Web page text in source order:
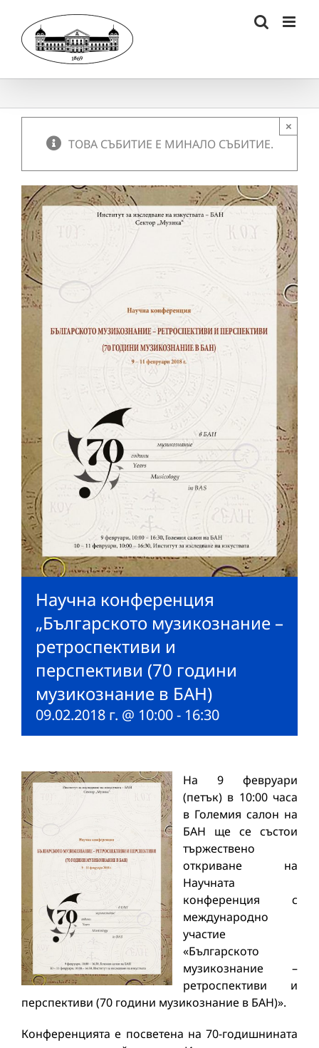
content
ТОВА СЪБИТИЕ Е МИНАЛО СЪБИТИЕ.
×
Научна конференция
„Българското музикознание –
ретроспективи и
перспективи (70 години
музикознание в БАН)
09.02.2018 г. @ 10:00- 16:30
На 9 февруари
(петък) в 10:00 часа
в Големия салон на
БАН ще се състои
тържествено
откриване на
Научната
конференция с
международно
участие
«Българското
музикознание –
ретроспективи и
перспективи (70 години музикознание в БАН)».
Конференцията е посветена на 70-годишнината